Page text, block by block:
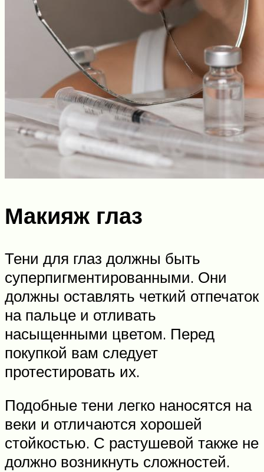
Макияж глаз
Тени для глаз должны быть
суперпигментированными. Они
должны оставлять четкий отпечаток
на пальце и отливать
насыщенными цветом. Перед
покупкой вам следует
протестировать их.
Подобные тени легко наносятся на
веки и отличаются хорошей
стойкостью. С растушевой также не
должно возникнуть сложностей.